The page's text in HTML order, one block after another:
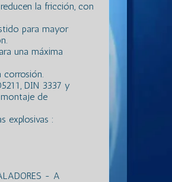
la fricción, con
para mayor
una máxima
corrosión.
DIN 3337 y
de
explosivas :
- A